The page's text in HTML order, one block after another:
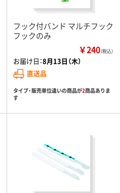
フック付バンド マルチフック
フックのみ
￥240（税込）
お届け日：8月13日（木）
直送品
タイプ・販売単位違いの商品が2商品ありま
す